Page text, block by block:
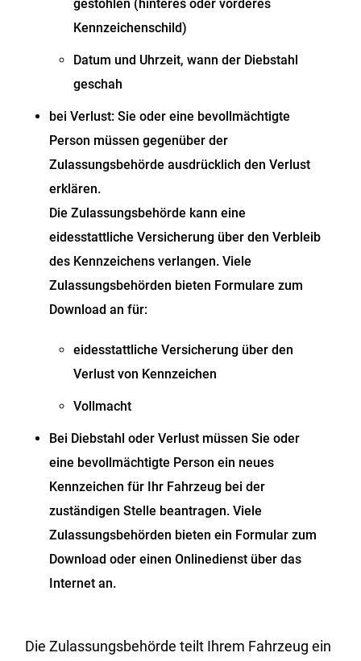
gestohlen (hinteres oder vorderes
Kennzeichenschild)
Datum und Uhrzeit, wann der Diebstahl
geschah
bei Verlust: Sie oder eine bevollmächtigte
Person müssen gegenüber der
Zulassungsbehörde ausdrücklich den Verlust
erklären.
Die Zulassungsbehörde kann eine
eidesstattliche Versicherung über den Verbleib
des Kennzeichens verlangen. Viele
Zulassungsbehörden bieten Formulare zum
Download an für:
eidesstattliche Versicherung über den
Verlust von Kennzeichen
Vollmacht
Bei Diebstahl oder Verlust müssen Sie oder
eine bevollmächtigte Person ein neues
Kennzeichen für Ihr Fahrzeug bei der
zuständigen Stelle beantragen. Viele
Zulassungsbehörden bieten ein Formular zum
Download oder einen Onlinedienst über das
Internet an.
Die Zulassungsbehörde teilt Ihrem Fahrzeug ein